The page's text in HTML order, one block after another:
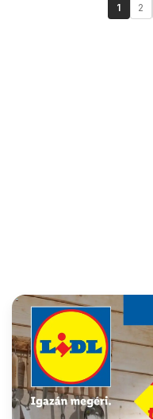
1 2